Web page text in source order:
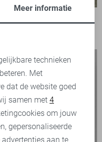
Meer informatie
technieken
Met
dat de website goed
samen met 4
om jouw
gepersonaliseerde
aan te